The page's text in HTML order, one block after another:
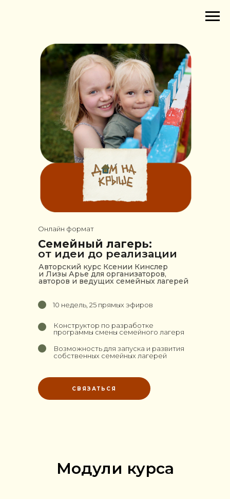
Авторский курс Ксении Кинслер
и Лизы Арье для организаторов,
авторов и ведущих семейных лагерей
10 недель, 25 прямых эфиров
Конструктор по разработке
программы смены семейного лагеря
Возможность для запуска и развития
собственных семейных лагерей
СВЯЗАТЬСЯ
Семейный лагерь:
от идеи до реализации
Онлайн формат
Модули курса